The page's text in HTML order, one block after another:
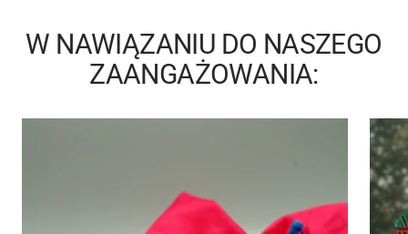
W NAWIĄZANIU DO NASZEGO
ZAANGAŻOWANIA: